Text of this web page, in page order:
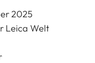
2025
Leica Welt